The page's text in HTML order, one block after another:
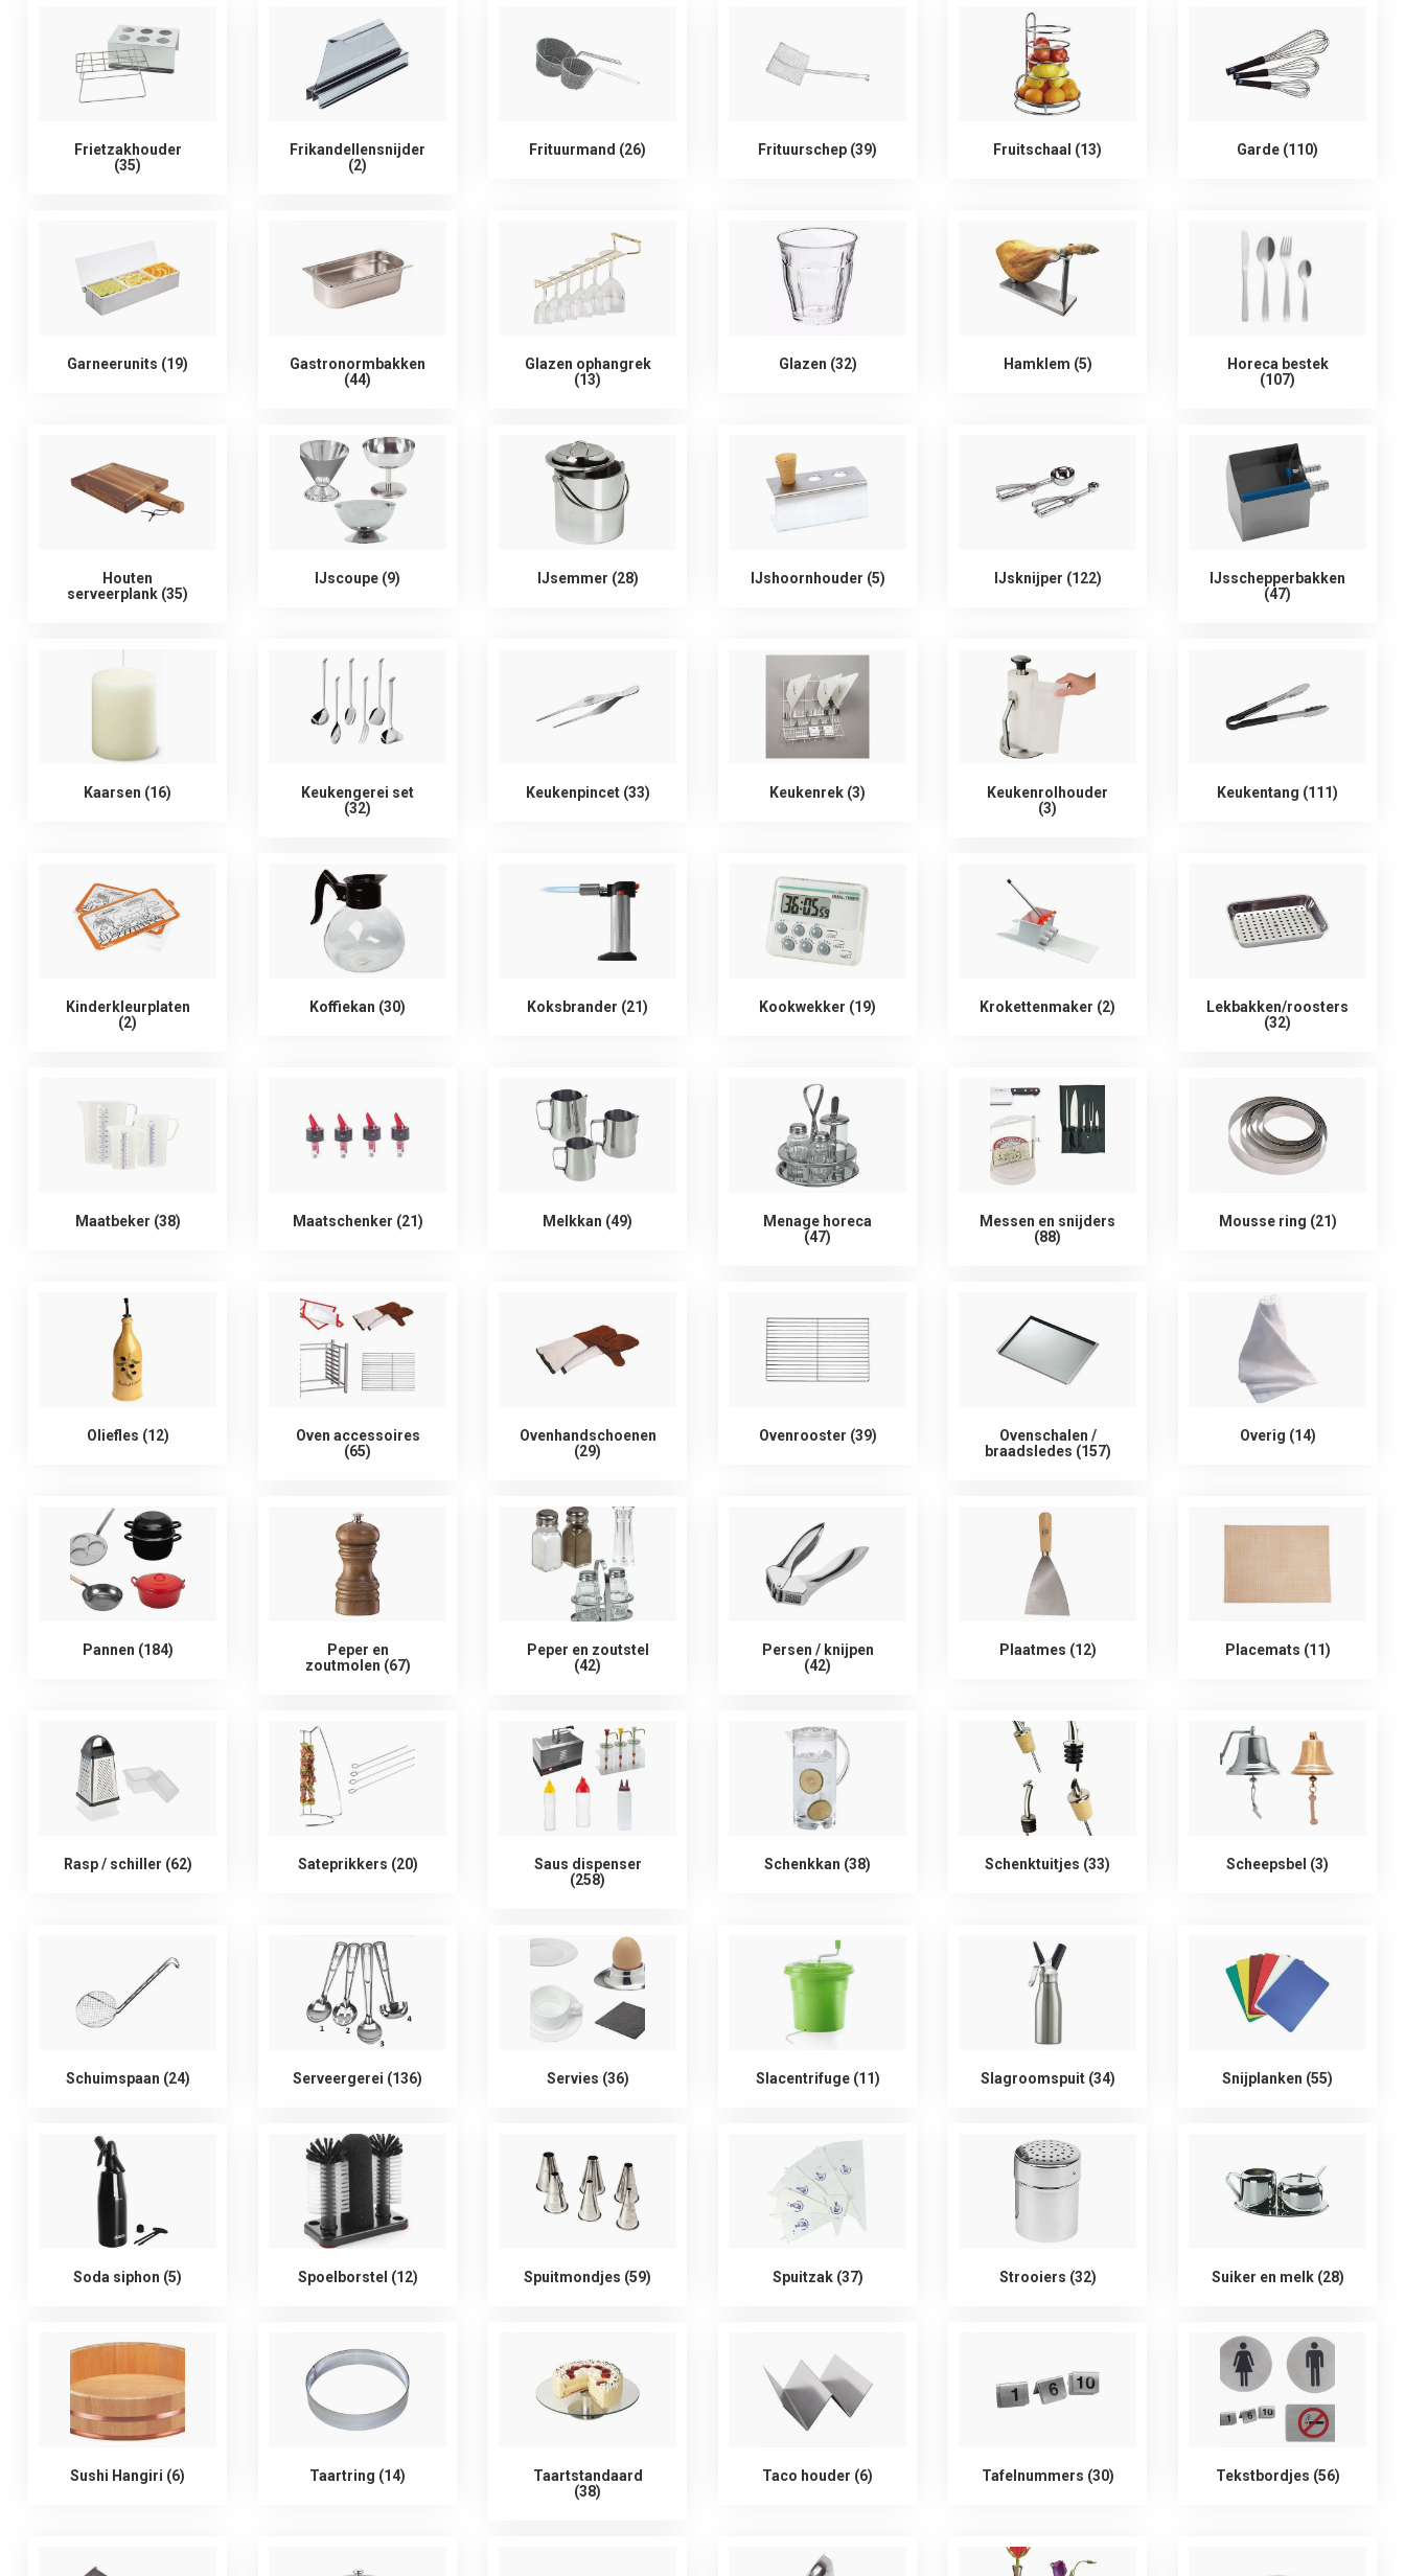
Frietzakhouder
(35)
Frikandellensnijder
(2)
Frituurmand (26) Frituurschep (39) Fruitschaal (13) Garde (110)
Garneerunits (19)
Gastronormbakken
(44)
Glazen ophangrek
(13)
Glazen (32) Hamklem (5)
Horeca bestek
(107)
Houten
serveerplank (35)
IJscoupe (9) IJsemmer (28) IJshoornhouder (5) IJsknijper (122)
IJsschepperbakken
(47)
Kaarsen (16)
Keukengerei set
(32)
Keukenpincet (33) Keukenrek (3)
Keukenrolhouder
(3)
Keukentang (111)
Kinderkleurplaten
(2)
Koffiekan (30) Koksbrander (21) Kookwekker (19) Krokettenmaker (2)
Lekbakken/roosters
(32)
Maatbeker (38) Maatschenker (21) Melkkan (49)
Menage horeca
(47)
Messen en snijders
(88)
Mousse ring (21)
Oliefles (12)
Oven accessoires
(65)
Ovenhandschoenen
(29)
Ovenrooster (39)
Ovenschalen /
braadsledes (157)
Overig (14)
Pannen (184)
Peper en
zoutmolen (67)
Peper en zoutstel
(42)
Persen / knijpen
(42)
Plaatmes (12) Placemats (11)
Rasp / schiller (62) Sateprikkers (20)
Saus dispenser
(258)
Schenkkan (38) Schenktuitjes (33) Scheepsbel (3)
Schuimspaan (24) Serveergerei (136) Servies (36) Slacentrifuge (11) Slagroomspuit (34) Snijplanken (55)
Soda siphon (5) Spoelborstel (12) Spuitmondjes (59) Spuitzak (37) Strooiers (32) Suiker en melk (28)
Sushi Hangiri (6) Taartring (14)
Taartstandaard
(38)
Taco houder (6) Tafelnummers (30) Tekstbordjes (56)